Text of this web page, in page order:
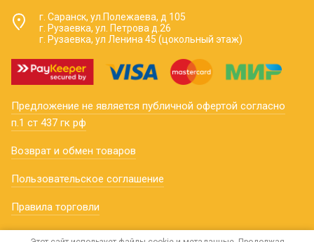
г. Саранск, ул.Полежаева, д 105
г. Рузаевка, ул. Петрова д.26
г. Рузаевка, ул Ленина 45 (цокольный этаж)
Предложение не является публичной офертой согласно
п.1 ст 437 гк рф
Возврат и обмен товаров
Пользовательское соглашение
Правила торговли